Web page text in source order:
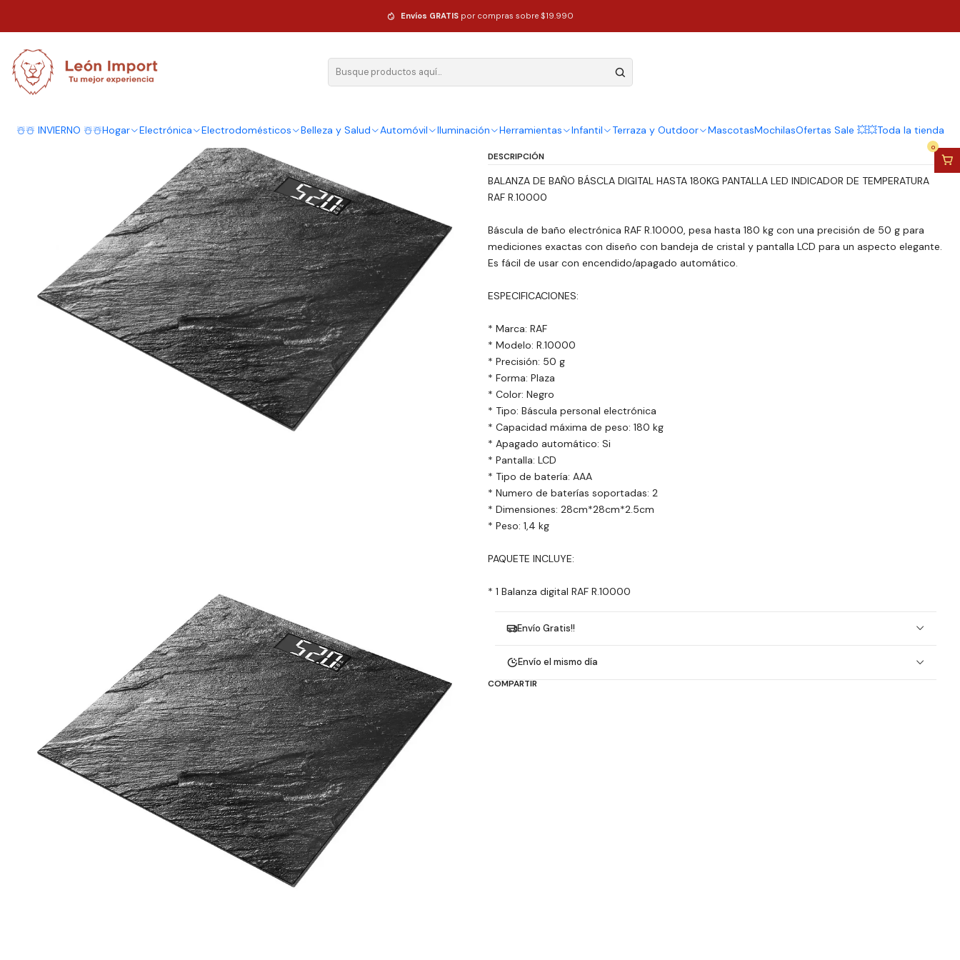
☃️☃️ INVIERNO ☃️☃️Hogar Electrónica Electrodomésticos Belleza y Salud Automóvil Iluminación Herramientas Infantil Terraza y Outdoor MascotasMochilasOfertas Sale 💥💥Toda la tienda
0
Envíos GRATIS por compras sobre $19.990
Balanza De Baño Báscula Digital Led Hasta 180kg Color Negro
| Balanza De Baño Báscula Digital Led
Hasta 180kg Color Negro
Cantidad
Agregar al Carro Comprar ahora
DESCRIPCIÓN
BALANZA DE BAÑO BÁSCLA DIGITAL HASTA 180KG PANTALLA LED INDICADOR DE TEMPERATURA
RAF R.10000
Báscula de baño electrónica RAF R.10000, pesa hasta 180 kg con una precisión de 50 g para
mediciones exactas con diseño con bandeja de cristal y pantalla LCD para un aspecto elegante.
Es fácil de usar con encendido/apagado automático.
ESPECIFICACIONES:
* Marca: RAF
* Modelo: R.10000
* Precisión: 50 g
* Forma: Plaza
* Color: Negro
* Tipo: Báscula personal electrónica
* Capacidad máxima de peso: 180 kg
* Apagado automático: Si
* Pantalla: LCD
* Tipo de batería: AAA
* Numero de baterías soportadas: 2
* Dimensiones: 28cm*28cm*2.5cm
* Peso: 1,4 kg
PAQUETE INCLUYE:
* 1 Balanza digital RAF R.10000
Envío Gratis!!
Envío el mismo día
COMPARTIR